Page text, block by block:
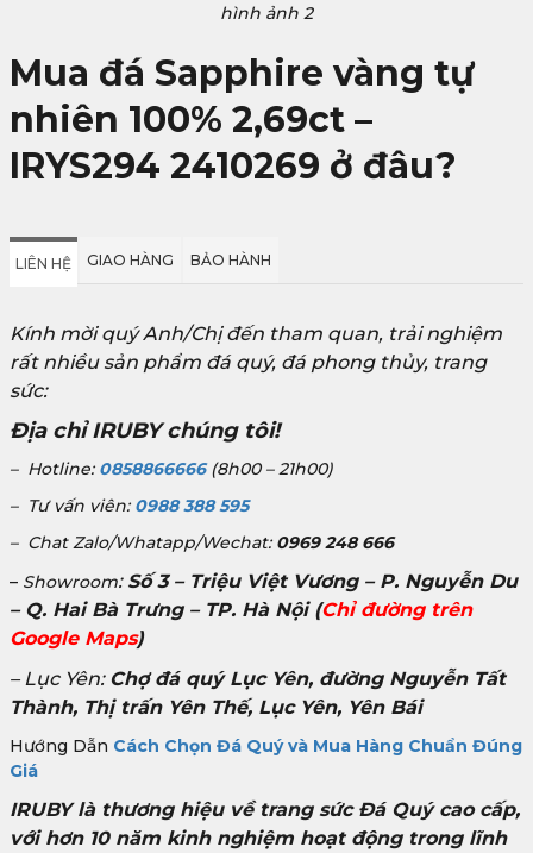
hình ảnh 2
Mua đá Sapphire vàng tự
nhiên 100% 2,69ct –
IRYS294 2410269 ở đâu?
LIÊN HỆ GIAO HÀNG BẢO HÀNH
Kính mời quý Anh/Chị đến tham quan, trải nghiệm
rất nhiều sản phẩm đá quý, đá phong thủy, trang
sức:
Địa chỉ IRUBY chúng tôi!
– Hotline: 0858866666(8h00 – 21h00)
– Tư vấn viên: 0988 388 595
– Chat Zalo/Whatapp/Wechat: 0969 248 666
– Showroom: Số 3 – Triệu Việt Vương – P. Nguyễn Du
– Q. Hai Bà Trưng – TP. Hà Nội(Chỉ đường trên
Google Maps)
– Lục Yên: Chợ đá quý Lục Yên, đường Nguyễn Tất
Thành, Thị trấn Yên Thế, Lục Yên, Yên Bái
Hướng Dẫn Cách Chọn Đá Quý và Mua Hàng Chuẩn Đúng
Giá
IRUBY là thương hiệu về trang sức Đá Quý cao cấp,
với hơn 10 năm kinh nghiệm hoạt động trong lĩnh